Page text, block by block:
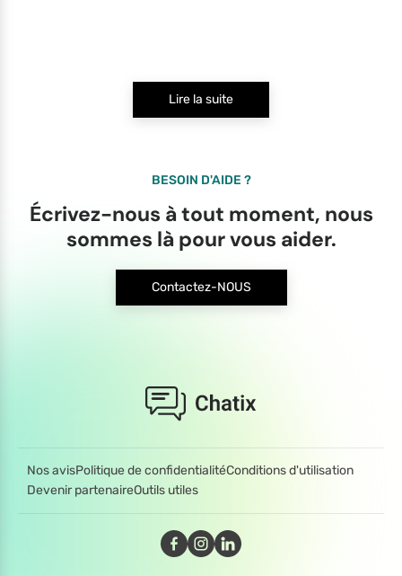
Lire la suite
BESOIN D'AIDE ?
Écrivez-nous à tout moment, nous
sommes là pour vous aider.
Contactez-NOUS
Nos avisPolitique de confidentialitéConditions d'utilisation
Devenir partenaireOutils utiles